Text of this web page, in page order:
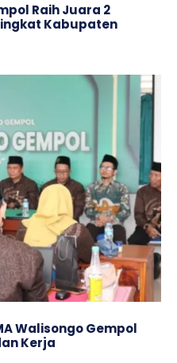
Raih Juara 2
Kabupaten
Walisongo Gempol
Kerja